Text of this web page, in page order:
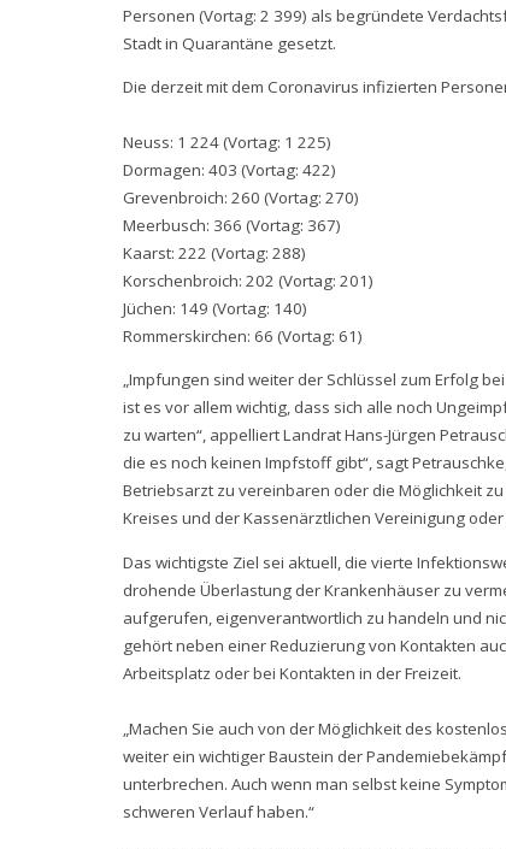
Personen (Vortag: 2 399) als begründete
Stadt in Quarantäne gesetzt.
Die derzeit mit dem Coronavirus infizierten
Neuss: 1 224 (Vortag: 1 225)
Dormagen: 403 (Vortag: 422)
Grevenbroich: 260 (Vortag: 270)
Meerbusch: 366 (Vortag: 367)
Kaarst: 222 (Vortag: 288)
Korschenbroich: 202 (Vortag: 201)
Jüchen: 149 (Vortag: 140)
Rommerskirchen: 66 (Vortag: 61)
„Impfungen sind weiter der Schlüssel zum Erfolg
ist es vor allem wichtig, dass sich alle noch
zu warten“, appelliert Landrat Hans-Jürgen
die es noch keinen Impfstoff gibt“, sagt
Betriebsarzt zu vereinbaren oder die Möglichkeit
Kreises und der Kassenärztlichen Vereinigung
Das wichtigste Ziel sei aktuell, die vierte
drohende Überlastung der Krankenhäuser zu
aufgerufen, eigenverantwortlich zu handeln und
gehört neben einer Reduzierung von Kontakten
Arbeitsplatz oder bei Kontakten in der Freizeit.
„Machen Sie auch von der Möglichkeit des
weiter ein wichtiger Baustein der
unterbrechen. Auch wenn man selbst keine
schweren Verlauf haben.“